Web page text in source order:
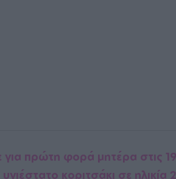
για πρώτη φορά μητέρα στις
κοριτσάκι σε ηλικία